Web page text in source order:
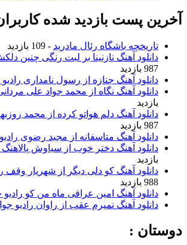
آخرین پست بازدید شده
تاریخچه باشگاه رئال مادرید - 109 بازدید
دانلود آهنگ نازنینا بر لبت رنگی چنین
987 بازدید
دانلود آهنگ جنازه از رسول نامداری
دانلود آهنگ نگاه از محمد جواد علی
بازدید
دانلود آهنگ دلم هواتو کرده از محمد
987 بازدید
دانلود آهنگ متاسفانه از مجید رضوی
دانلود آهنگ دختر خوب از سیاوش پالاهنگ
بازدید
دانلود آهنگ کو دلی دیگر از شهریار وقف
988 بازدید
دانلود آهنگ امین عراقی ماه من کو رادیو
دانلود آهنگ نمیرم عقب از راوان رادیو
دوستان :